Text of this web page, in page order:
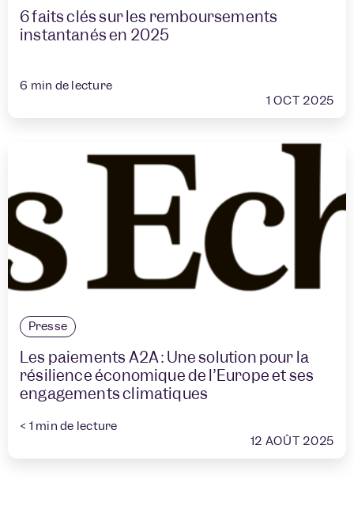
6 faits clés sur les remboursements
instantanés en 2025
6 min de lecture
1 OCT 2025
Presse
Les paiements A2A : Une solution pour la
résilience économique de l’Europe et ses
engagements climatiques
< 1 min de lecture
12 AOÛT 2025